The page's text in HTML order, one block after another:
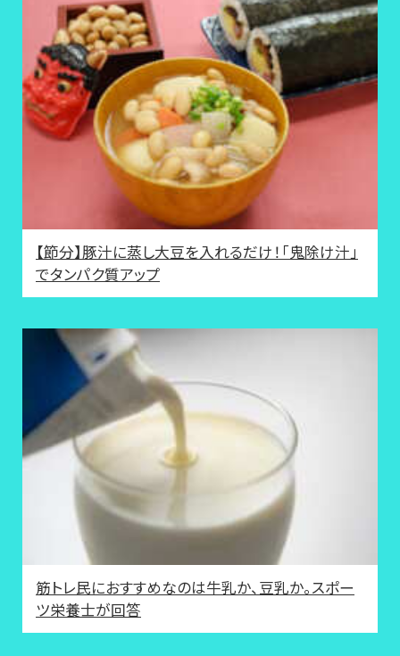
【節分】豚汁に蒸し大豆を入れるだけ！「鬼除け汁」
でタンパク質アップ
筋トレ民におすすめなのは牛乳か、豆乳か。スポー
ツ栄養士が回答